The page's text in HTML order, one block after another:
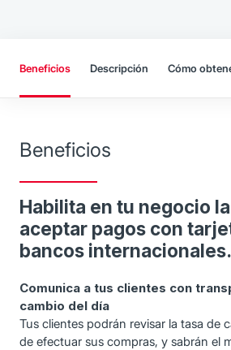
Beneficios Descripción Cómo
Beneficios
Habilita en tu negocio
aceptar pagos con
bancos internacionales.
Comunica a tus clientes con
cambio del día
Tus clientes podrán revisar la tasa de
de efectuar sus compras, y sabrán el